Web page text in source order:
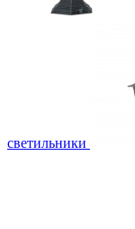
светильники